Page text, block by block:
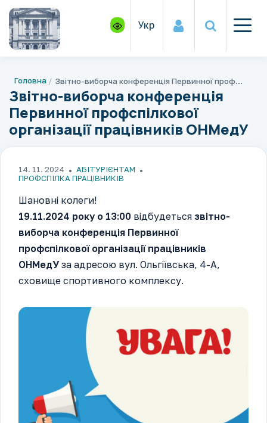
Укр
Головна Звітно-виборча конференція Первинної профспілкової організації працівників ОНМедУ
Звітно-виборча конференція
Первинної профспілкової
організації працівників ОНМедУ
14. 11. 2024
АБІТУРІЄНТАМ
ПРОФСПІЛКА ПРАЦІВНИКІВ
Шановні колеги!
19.11.2024 року о 13:00 відбудеться звітно-
виборча конференція Первинної
профспілкової організації працівників
ОНМедУ за адресою вул. Ольгіївська, 4-А,
сховище спортивного комплексу.